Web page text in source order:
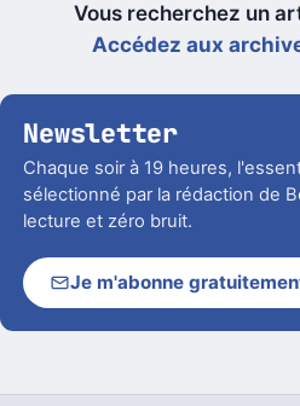
Vous recherchez un
Accédez aux
Newsletter
Chaque soir à 19 heures,
sélectionné par la rédaction de
lecture et zéro bruit.
Je m'abonne